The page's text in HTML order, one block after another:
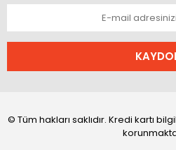
© Tüm hakları saklıdır. Kredi kartı